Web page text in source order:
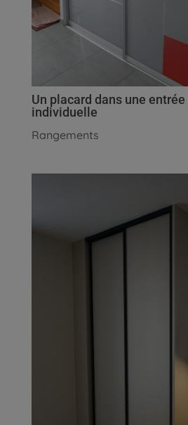
Un placard dans une
individuelle
Rangements